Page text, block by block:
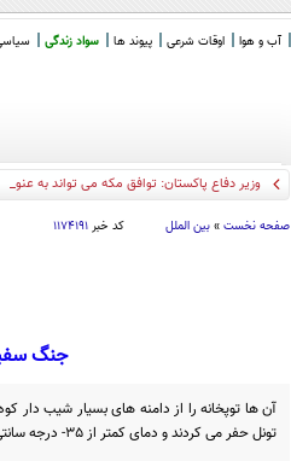
آب و هوا اوقات شرعی پیوند ها سواد زندگی
وزیر دفاع پاکستان: توافق مکه می تواند به
صفحه نخست » بین الملل کد خبر ۱۱۷۴۱۹۱
جنگ
آن ها توپخانه را از دامنه های بسیار شیب دار
تونل حفر می کردند و دمای کمتر از 35- درجه سانتی گراد را تحمل می کردند.